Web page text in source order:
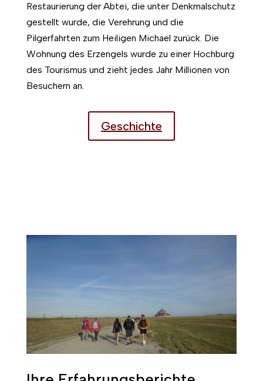
Restaurierung der Abtei, die unter Denkmalschutz
gestellt wurde, die Verehrung und die
Pilgerfahrten zum Heiligen Michael zurück. Die
Wohnung des Erzengels wurde zu einer Hochburg
des Tourismus und zieht jedes Jahr Millionen von
Besuchern an.
Geschichte